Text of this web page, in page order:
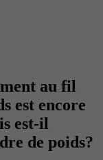
au fil
est encore
est-il
de poids?